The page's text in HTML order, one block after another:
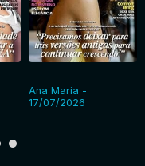
Ana Maria -
17/07/2026